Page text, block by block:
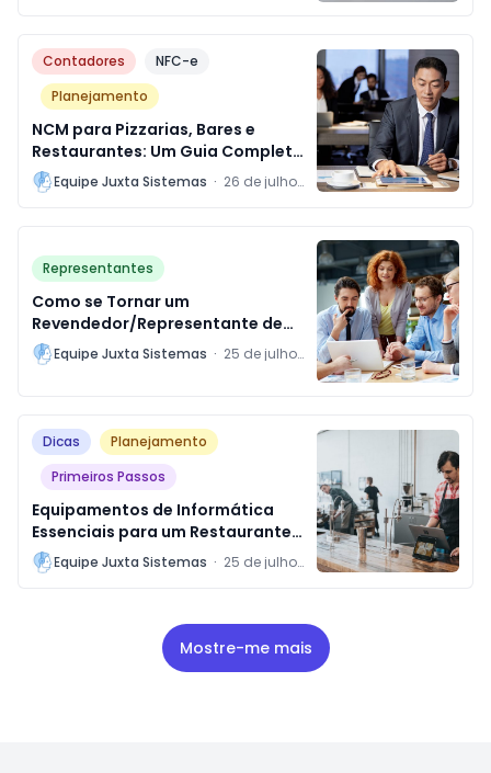
Contadores
NFC-e
Planejamento
NCM para Pizzarias, Bares e
Restaurantes: Um Guia Completo
e Atualizado
L Equipe Juxta Sistemas · 26 de julho
de 2024
Representantes
Como se Tornar um
Revendedor/Representante de
Sistemas e Desfrutar das
Vantagens da Comercialização
L Equipe Juxta Sistemas · 25 de julho
Dicas
Planejamento
Primeiros Passos
Equipamentos de Informática
Essenciais para um Restaurante
Iniciante
L Equipe Juxta Sistemas · 25 de julho
de 2024
Mostre-me mais